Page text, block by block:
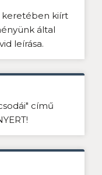
keretében kiírt
által
leírása.
című